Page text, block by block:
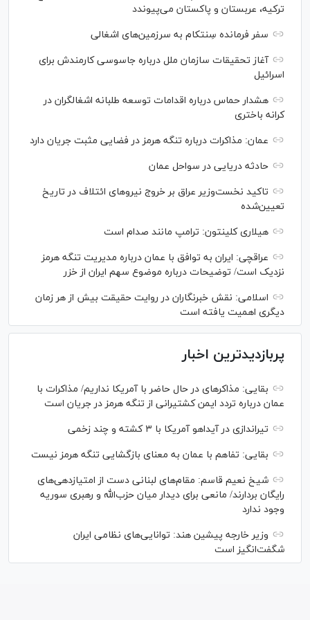
ترکیه، عربستان و پاکستان می‌پیوندد
سفر فرمانده سِنتکام به سرزمین‌های اشغالی
آغاز تحقیقات سازمان ملل درباره جاسوسی کارمندش برای
اسرائیل
هشدار حماس درباره اقدامات توسعه طلبانه اشغالگران در
کرانه باختری
عمان: مذاکرات درباره تنگه هرمز در فضایی مثبت جریان دارد
حادثه دریایی در سواحل عمان
تاکید نخست‌وزیر عراق بر خروج نیروهای ائتلاف در تاریخ
تعیین‌شده
هیلاری کلینتون: ترامپ مانند صدام است
عراقچی: ایران به توافق با عمان درباره مدیریت تنگه هرمز
نزدیک است/ توضیحات درباره موضوع سهم ایران از خزر
اسلامی: نقش خبرنگاران در روایت حقیقت بیش از هر زمان
دیگری اهمیت یافته است
پربازدیدترین اخبار
بقایی: مذاکره‎ای در حال حاضر با آمریکا نداریم/ مذاکرات با
عمان درباره تردد ایمن کشتیرانی از تنگه هرمز در جریان است
تیراندازی در آیداهو آمریکا با ۳ کشته و چند زخمی
بقایی: تفاهم با عمان به معنای بازگشایی تنگه هرمز نیست
شیخ نعیم قاسم: مقام‌های لبنانی دست از امتیازدهی‌های
رایگان بردارند/ مانعی برای دیدار میان حزب‌الله و رهبری سوریه
وجود ندارد
وزیر خارجه پیشین هند: توانایی‌های نظامی ایران
شگفت‌انگیز است